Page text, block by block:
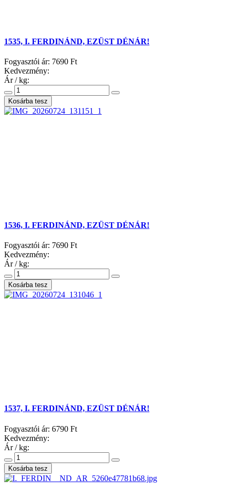
1535, I. FERDINÁND, EZÜST DÉNÁR!
Fogyasztói ár: 7690 Ft
Kedvezmény:
Ár / kg:
1536, I. FERDINÁND, EZÜST DÉNÁR!
Fogyasztói ár: 7690 Ft
Kedvezmény:
Ár / kg:
1537, I. FERDINÁND, EZÜST DÉNÁR!
Fogyasztói ár: 6790 Ft
Kedvezmény:
Ár / kg: